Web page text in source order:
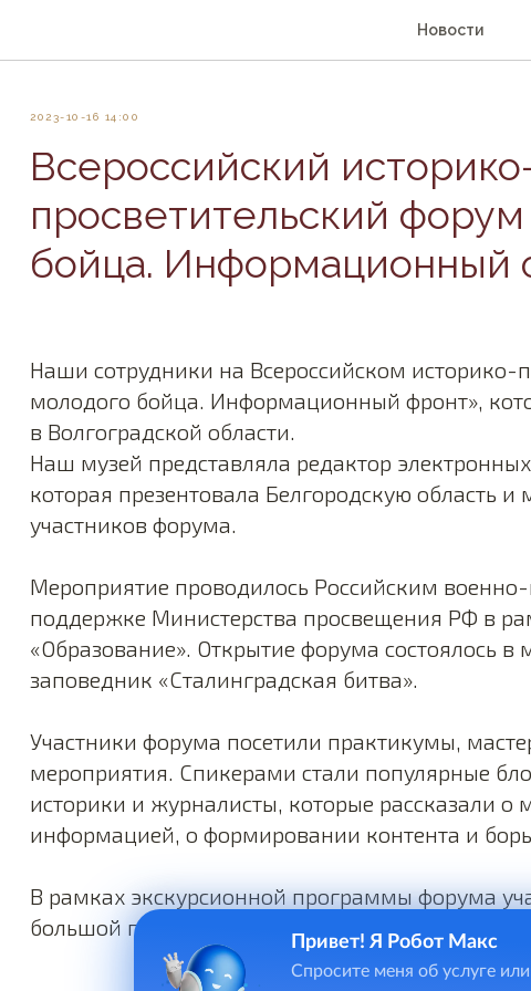
Новости
2023-10-16 14:00
Всероссийский
просветительский
бойца. Информационный
Наши сотрудники на Всероссийском историко-
молодого бойца. Информационный фронт»,
в Волгоградской области.
Наш музей представляла редактор
которая презентовала Белгородскую область
участников форума.
Мероприятие проводилось Российским
поддержке Министерства просвещения РФ в
«Образование». Открытие форума состоялось
заповедник «Сталинградская битва».
Участники форума посетили практикумы,
мероприятия. Спикерами стали популярные
историки и журналисты, которые рассказали о
информацией, о формировании контента и
В рамках экскурсионной программы форума
большой полигон в России, Мамаев курган.
Привет! Я Робот Макс
Спросите меня об услуге